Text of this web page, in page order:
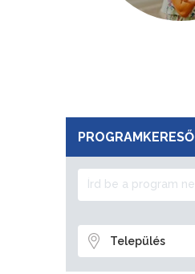
PROGRAMKERESŐ
Település